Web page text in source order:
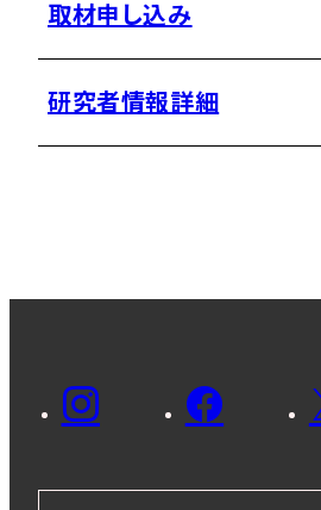
取材申し込み
研究者情報詳細